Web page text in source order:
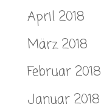
April 2018
März 2018
Februar 2018
Januar 2018